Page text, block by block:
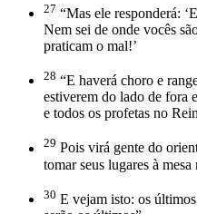
27 “Mas ele responderá:
Nem sei de onde vocês
praticam o mal!’
28 “E haverá choro e
estiverem do lado de fora
e todos os profetas no
29 Pois virá gente do
tomar seus lugares à
30 E vejam isto: os